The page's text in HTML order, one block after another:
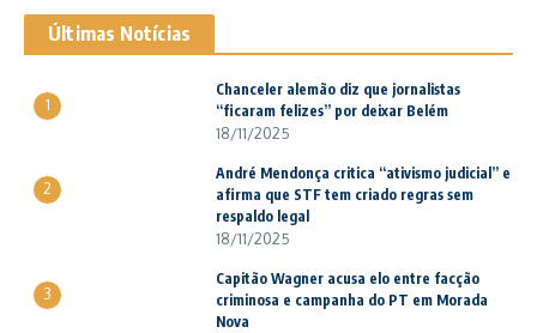
Últimas Notícias
1
Chanceler alemão diz que jornalistas
“ficaram felizes” por deixar Belém
18/11/2025
2
André Mendonça critica “ativismo judicial” e
afirma que STF tem criado regras sem
respaldo legal
18/11/2025
3
Capitão Wagner acusa elo entre facção
criminosa e campanha do PT em Morada
Nova